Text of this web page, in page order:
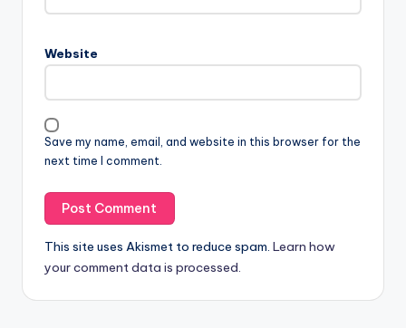
Website
Save my name, email, and website in this browser for the
next time I comment.
This site uses Akismet to reduce spam. Learn how
your comment data is processed.